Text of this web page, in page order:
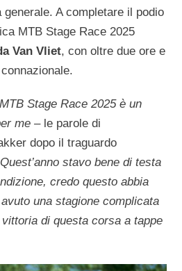
A completare il podio
MTB Stage Race 2025
Van Vliet, con oltre due ore e
Stage Race 2025 è un
me – le parole di
dopo il traguardo
Quest’anno stavo bene di testa
credo questo abbia
una stagione complicata
di questa corsa a tappe